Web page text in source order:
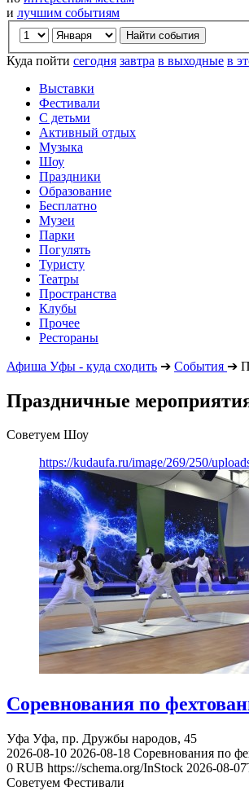
и лучшим событиям
Куда пойти сегодня завтра в выходные в
Выставки
Фестивали
С детьми
Активный отдых
Музыка
Шоу
Праздники
Образование
Бесплатно
Музеи
Парки
Погулять
Туристу
Театры
Пространства
Клубы
Прочее
Рестораны
Афиша Уфы - куда сходить ➔ События ➔
Праздничные
Советуем Шоу
https://kudaufa.ru/image/269/250/
Соревнования по
Уфа Уфа, пр. Дружбы народов, 45
2026-08-10 2026-08-18 Соревнования по
0 RUB https://schema.org/InStock 2026-08-
Советуем Фестивали